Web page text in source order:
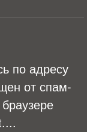
по адресу
от спам-
...